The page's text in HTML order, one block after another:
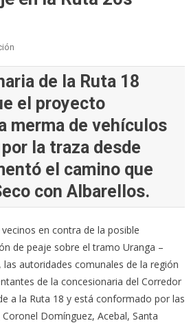
de la Ruta 18
el proyecto
merma de vehículos
la traza desde
el camino que
con Albarellos.
en contra de la posible
de peaje sobre el tramo Uranga –
las autoridades comunales de la región
de la concesionaria del Corredor
a la Ruta 18 y está conformado por las
Domínguez, Acebal, Santa